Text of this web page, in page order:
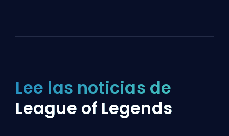
Lee las noticias de
League of Legends